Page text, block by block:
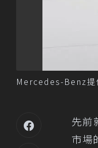
Mercedes-Benz提
先前
市場